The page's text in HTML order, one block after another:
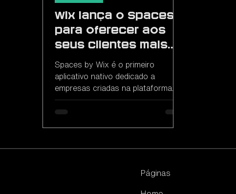
Wix lança o Spaces
para oferecer aos
seus clientes mais
opções em
mobilidade
Spaces by Wix é o primeiro
aplicativo nativo dedicado a
empresas criadas na plataforma.
Páginas